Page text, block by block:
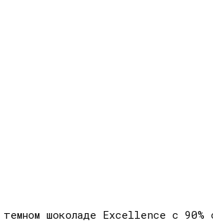
шоколаде Excellence с 90%